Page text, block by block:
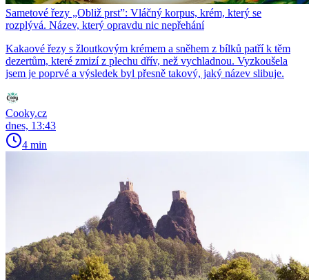
Sametové řezy „Obliž prst”: Vláčný korpus, krém, který se
rozplývá. Název, který opravdu nic nepřehání
Kakaové řezy s žloutkovým krémem a sněhem z bílků patří k těm
dezertům, které zmizí z plechu dřív, než vychladnou. Vyzkoušela
jsem je poprvé a výsledek byl přesně takový, jaký název slibuje.
Cooky.cz
dnes, 13:43
4 min